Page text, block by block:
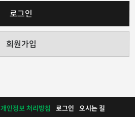
로그인
회원가입
개인정보 처리방침 로그인 오시는 길